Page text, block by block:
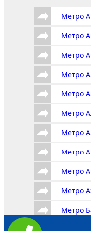
Метро
Метро
Метро
Метро
Метро
Метро
Метро
Метро
Метро
Метро
Метро